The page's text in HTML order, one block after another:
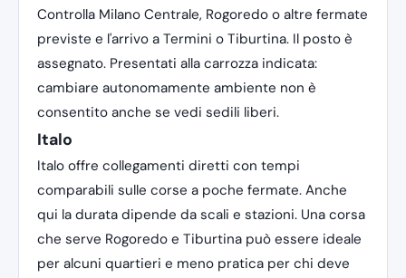
Controlla Milano Centrale, Rogoredo o altre fermate
previste e l'arrivo a Termini o Tiburtina. Il posto è
assegnato. Presentati alla carrozza indicata:
cambiare autonomamente ambiente non è
consentito anche se vedi sedili liberi.
Italo
Italo offre collegamenti diretti con tempi
comparabili sulle corse a poche fermate. Anche
qui la durata dipende da scali e stazioni. Una corsa
che serve Rogoredo e Tiburtina può essere ideale
per alcuni quartieri e meno pratica per chi deve